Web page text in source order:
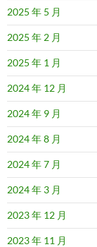
2025 年 5 月
2025 年 2 月
2025 年 1 月
2024 年 12 月
2024 年 9 月
2024 年 8 月
2024 年 7 月
2024 年 3 月
2023 年 12 月
2023 年 11 月